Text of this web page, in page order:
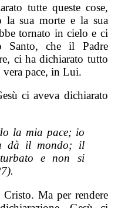
tutte queste cose,
la sua morte e la sua
tornato in cielo e ci
Santo, che il Padre
ci ha dichiarato tutto
vera pace, in Lui.
ci aveva dichiarato
la mia pace; io
dà il mondo; il
e non si
Cristo. Ma per rendere